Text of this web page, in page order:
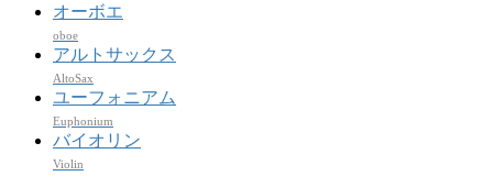
オーボエ
oboe
アルトサックス
AltoSax
ユーフォニアム
Euphonium
バイオリン
Violin